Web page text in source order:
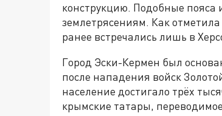
конструкцию. Подобные пояса
землетрясениям. Как
ранее встречались лишь в
Город Эски-Кермен был
после нападения войск
население достигало трёх
крымские татары,